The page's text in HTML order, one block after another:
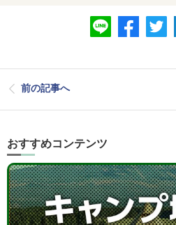
前の記事へ
おすすめコンテンツ